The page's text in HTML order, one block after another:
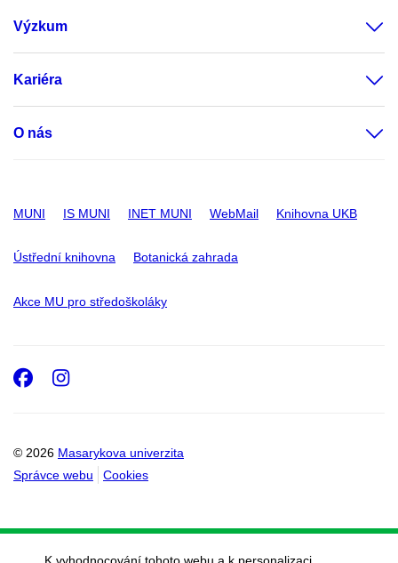
Výzkum
Kariéra
O nás
MUNI IS MUNI INET MUNI WebMail Knihovna UKB
Ústřední knihovna Botanická zahrada
Akce MU pro středoškoláky
© 2026 Masarykova univerzita
Správce webu
Cookies
Facebook
Instagram